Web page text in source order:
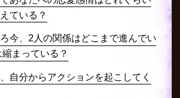
ている？
今、2人の関係はどこまで進んでい
まっている？
自分からアクションを起こしてく